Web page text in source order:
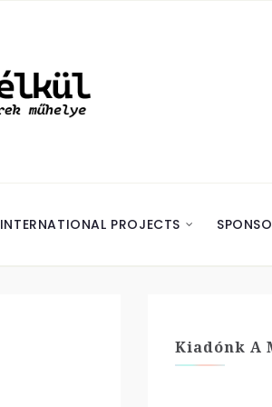
INTERNATIONAL PROJECTS
Kiadónk A